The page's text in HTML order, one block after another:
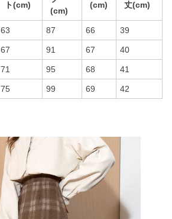
ト(cm)
(cm)
(cm)
丈(cm)
63 87 66 39
67 91 67 40
71 95 68 41
75 99 69 42